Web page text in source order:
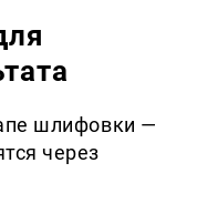
шлифовки —
через